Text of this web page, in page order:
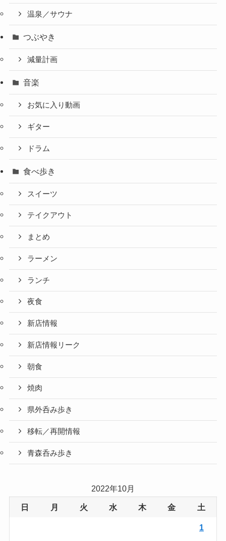
温泉／サウナ
つぶやき
減量計画
音楽
お気に入り動画
ギター
ドラム
食べ歩き
スイーツ
テイクアウト
まとめ
ラーメン
ランチ
夜食
新店情報
新店情報リーク
朝食
焼肉
県外呑み歩き
移転／再開情報
青森呑み歩き
2022年10月
日 月 火 水 木 金 土
1